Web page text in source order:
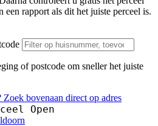
een rapport als dit het juiste perceel is.
of postcode om sneller het juiste
bovenaan direct op adres
Open